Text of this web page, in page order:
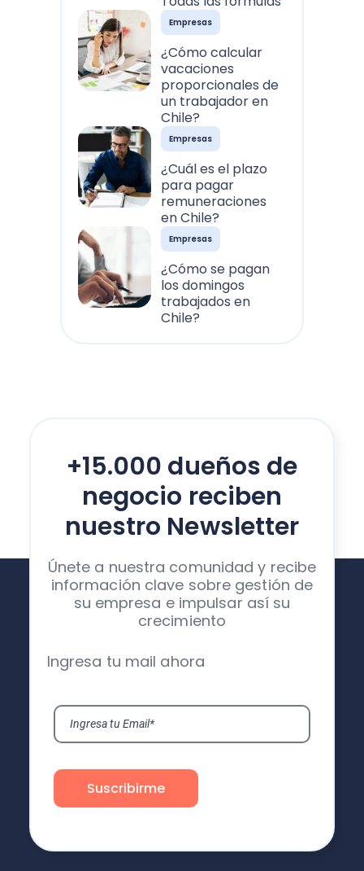
Empresas
¿Cómo calcular
vacaciones
proporcionales de
un trabajador en
Chile?
Empresas
¿Cuál es el plazo
para pagar
remuneraciones
en Chile?
Empresas
¿Cómo se pagan
los domingos
trabajados en
Chile?
+15.000 dueños de
negocio reciben
nuestro Newsletter
Únete a nuestra comunidad y recibe
información clave sobre gestión de
su empresa e impulsar así su
crecimiento
Ingresa tu mail ahora